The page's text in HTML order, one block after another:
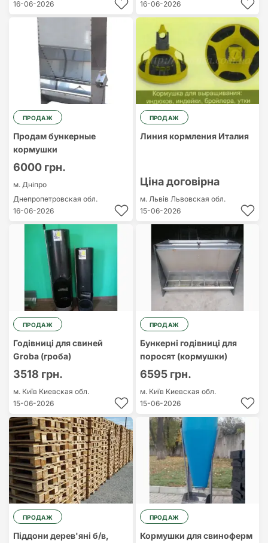
16-06-2026 16-06-2026
ПРОДАЖ
Продам бункерные
кормушки
6000 грн.
м. Дніпро
Днепропетровская обл.
16-06-2026
ПРОДАЖ
Линия кормления Италия
Ціна договірна
м. Львів Львовская обл.
15-06-2026
ПРОДАЖ
Годівниці для свиней
Groba (гроба)
3518 грн.
м. Київ Киевская обл.
15-06-2026
ПРОДАЖ
Бункерні годівниці для
поросят (кормушки)
6595 грн.
м. Київ Киевская обл.
15-06-2026
ПРОДАЖ
Піддони дерев'яні б/в,
ПРОДАЖ
Кормушки для свиноферм